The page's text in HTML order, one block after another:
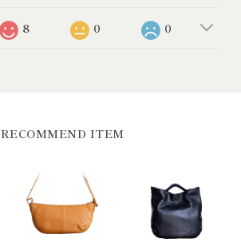
8 0 0
RECOMMEND ITEM